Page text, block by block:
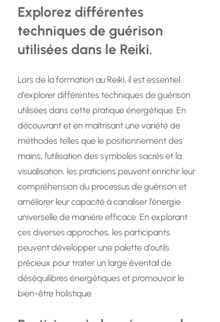
Explorez différentes
techniques de guérison
utilisées dans le Reiki.
Lors de la formation au Reiki, il est essentiel
d’explorer différentes techniques de guérison
utilisées dans cette pratique énergétique. En
découvrant et en maîtrisant une variété de
méthodes telles que le positionnement des
mains, l’utilisation des symboles sacrés et la
visualisation, les praticiens peuvent enrichir leur
compréhension du processus de guérison et
améliorer leur capacité à canaliser l’énergie
universelle de manière efficace. En explorant
ces diverses approches, les participants
peuvent développer une palette d’outils
précieux pour traiter un large éventail de
déséquilibres énergétiques et promouvoir le
bien-être holistique.